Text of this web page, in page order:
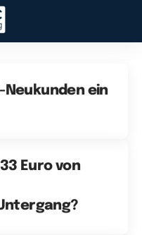
Neukunden ein
Euro von